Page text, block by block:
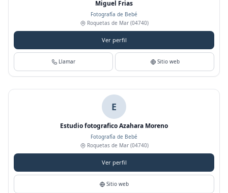
Miguel Frias
Fotografía de Bebé
Roquetas de Mar(04740)
Ver perfil
Llamar Sitio web
E
Estudio fotografico Azahara Moreno
Fotografía de Bebé
Roquetas de Mar(04740)
Ver perfil
Sitio web